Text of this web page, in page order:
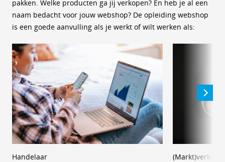
pakken. Welke producten ga jij verkopen? En heb je al een
naam bedacht voor jouw webshop? De opleiding webshop
is een goede aanvulling als je werkt of wilt werken als:
Handelaar